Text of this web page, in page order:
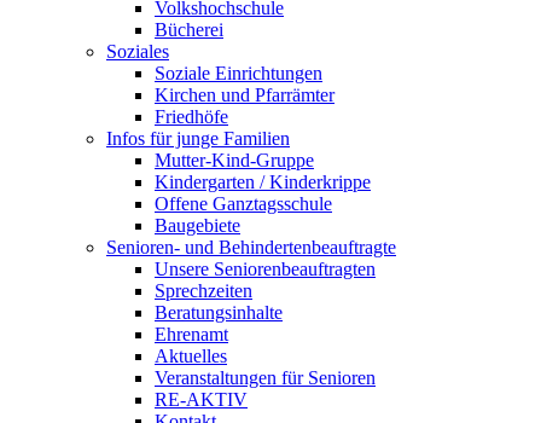
Volkshochschule
Bücherei
Soziales
Soziale Einrichtungen
Kirchen und Pfarrämter
Friedhöfe
Infos für junge Familien
Mutter-Kind-Gruppe
Kindergarten / Kinderkrippe
Offene Ganztagsschule
Baugebiete
Senioren- und Behindertenbeauftragte
Unsere Seniorenbeauftragten
Sprechzeiten
Beratungsinhalte
Ehrenamt
Aktuelles
Veranstaltungen für Senioren
RE-AKTIV